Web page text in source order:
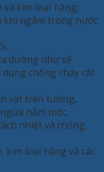
kim loại nặng.
khi ngâm trong nước
dường như sẽ
chống cháy rất
vật trên tường,
nấm mốc.
nhiệt và chống
kim loại nặng và các